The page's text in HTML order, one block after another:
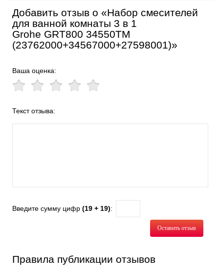
Добавить отзыв о «Набор смесителей
для ванной комнаты 3 в 1
Grohe GRT800 34550TM
(23762000+34567000+27598001)»
Ваша оценка:
Текст отзыва:
Введите сумму цифр (19 + 19):
Оставить отзыв
Правила публикации отзывов